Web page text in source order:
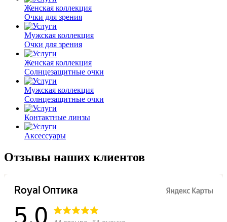
Женская коллекция
Очки для зрения
Мужская коллекция
Очки для зрения
Женская коллекция
Солнцезащитные очки
Мужская коллекция
Солнцезащитные очки
Контактные линзы
Аксессуары
Отзывы наших клиентов